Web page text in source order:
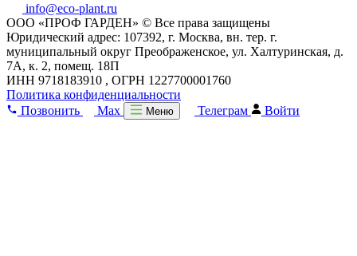
info@eco-plant.ru
ООО «ПРОФ ГАРДЕН» © Все права защищены
Юридический адрес: 107392, г. Москва, вн. тер. г.
муниципальный округ Преображенское, ул. Халтуринская, д.
7А, к. 2, помещ. 18П
ИНН 9718183910 , ОГРН 1227700001760
Политика конфиденциальности
Позвонить
Max Меню Телеграм Войти